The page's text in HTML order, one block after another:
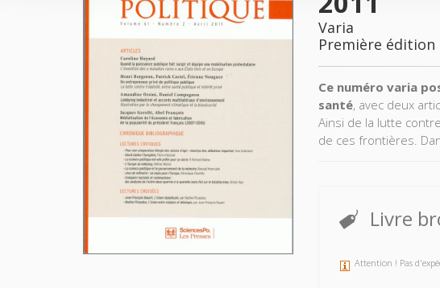
Varia
Première édition
Ce numéro varia
santé, avec deux
Ainsi de la lutte
de ces frontières.
Livre
Attention ! Pas